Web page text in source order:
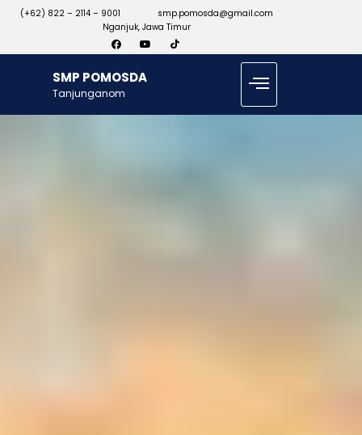
(+62) 822 – 2114 – 9001
smp.pomosda@gmail.com
Nganjuk, Jawa Timur
SMP POMOSDA
Tanjunganom